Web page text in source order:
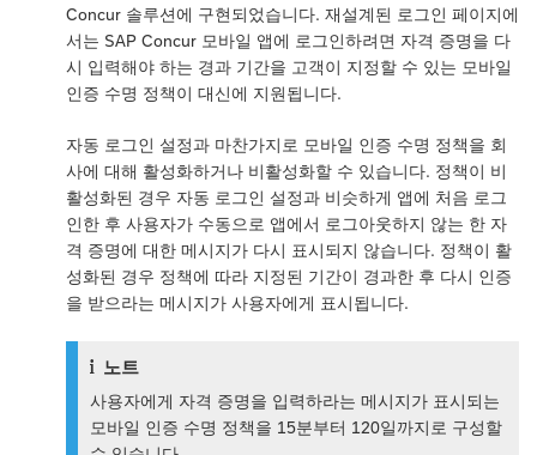
Concur 솔루션에 구현되었습니다. 재설계된 로그인 페이지에
서는 SAP Concur 모바일 앱에 로그인하려면 자격 증명을 다
시 입력해야 하는 경과 기간을 고객이 지정할 수 있는 모바일
인증 수명 정책이 대신에 지원됩니다.
자동 로그인 설정과 마찬가지로 모바일 인증 수명 정책을 회
사에 대해 활성화하거나 비활성화할 수 있습니다. 정책이 비
활성화된 경우 자동 로그인 설정과 비슷하게 앱에 처음 로그
인한 후 사용자가 수동으로 앱에서 로그아웃하지 않는 한 자
격 증명에 대한 메시지가 다시 표시되지 않습니다. 정책이 활
성화된 경우 정책에 따라 지정된 기간이 경과한 후 다시 인증
을 받으라는 메시지가 사용자에게 표시됩니다.
노트
사용자에게 자격 증명을 입력하라는 메시지가 표시되는
모바일 인증 수명 정책을 15분부터 120일까지로 구성할